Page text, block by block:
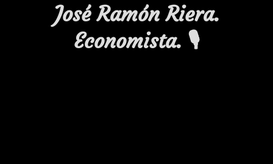
José Ramón Riera.
Economista. 🎙